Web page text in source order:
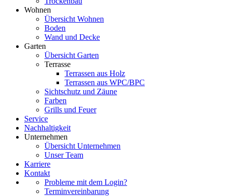
Wohnen
Übersicht Wohnen
Boden
Wand und Decke
Garten
Übersicht Garten
Terrasse
Terrassen aus Holz
Terrassen aus WPC/BPC
Sichtschutz und Zäune
Farben
Grills und Feuer
Service
Nachhaltigkeit
Unternehmen
Übersicht Unternehmen
Unser Team
Karriere
Kontakt
Probleme mit dem Login?
Terminvereinbarung